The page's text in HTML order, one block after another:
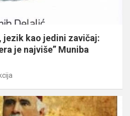
jezik kao jedini zavičaj:
je najviše” Muniba